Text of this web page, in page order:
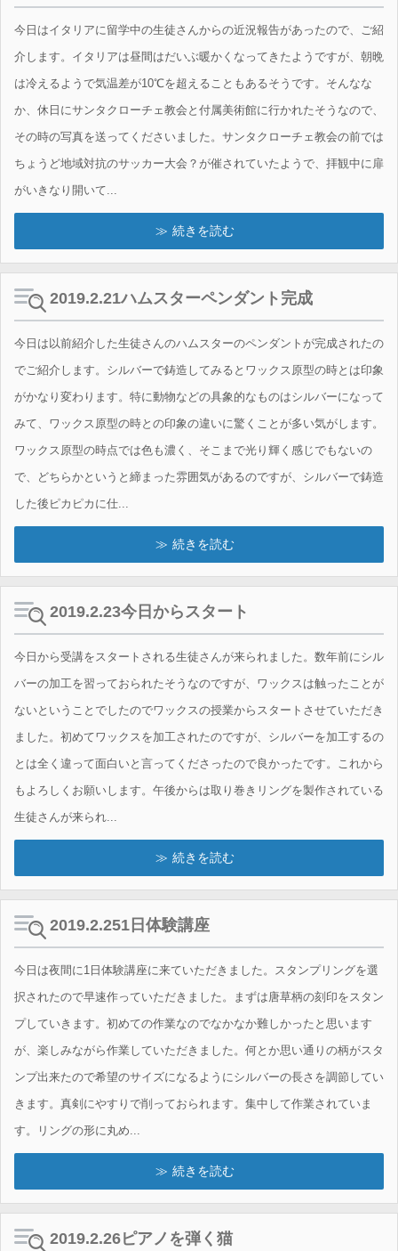
今日はイタリアに留学中の生徒さんからの近況報告があったので、ご紹
介します。イタリアは昼間はだいぶ暖かくなってきたようですが、朝晩
は冷えるようで気温差が10℃を超えることもあるそうです。そんなな
か、休日にサンタクローチェ教会と付属美術館に行かれたそうなので、
その時の写真を送ってくださいました。サンタクローチェ教会の前では
ちょうど地域対抗のサッカー大会？が催されていたようで、拝観中に扉
がいきなり開いて...
続きを読む
2019.2.21ハムスターペンダント完成
今日は以前紹介した生徒さんのハムスターのペンダントが完成されたの
でご紹介します。シルバーで鋳造してみるとワックス原型の時とは印象
がかなり変わります。特に動物などの具象的なものはシルバーになって
みて、ワックス原型の時との印象の違いに驚くことが多い気がします。
ワックス原型の時点では色も濃く、そこまで光り輝く感じでもないの
で、どちらかというと締まった雰囲気があるのですが、シルバーで鋳造
した後ピカピカに仕...
続きを読む
2019.2.23今日からスタート
今日から受講をスタートされる生徒さんが来られました。数年前にシル
バーの加工を習っておられたそうなのですが、ワックスは触ったことが
ないということでしたのでワックスの授業からスタートさせていただき
ました。初めてワックスを加工されたのですが、シルバーを加工するの
とは全く違って面白いと言ってくださったので良かったです。これから
もよろしくお願いします。午後からは取り巻きリングを製作されている
生徒さんが来られ...
続きを読む
2019.2.251日体験講座
今日は夜間に1日体験講座に来ていただきました。スタンプリングを選
択されたので早速作っていただきました。まずは唐草柄の刻印をスタン
プしていきます。初めての作業なのでなかなか難しかったと思います
が、楽しみながら作業していただきました。何とか思い通りの柄がスタ
ンプ出来たので希望のサイズになるようにシルバーの長さを調節してい
きます。真剣にやすりで削っておられます。集中して作業されていま
す。リングの形に丸め...
続きを読む
2019.2.26ピアノを弾く猫